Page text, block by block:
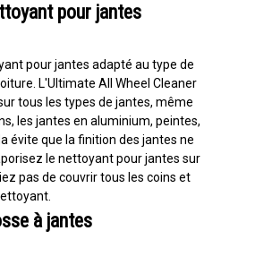
pour jantes
pour jantes adapté au type de
L'Ultimate All Wheel Cleaner
tous les types de jantes, même
les jantes en aluminium, peintes,
évite que la finition des jantes ne
le nettoyant pour jantes sur
pas de couvrir tous les coins et
à jantes